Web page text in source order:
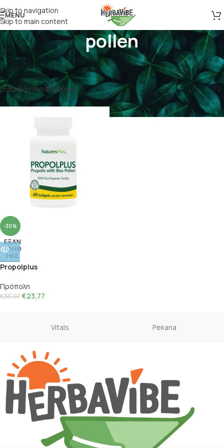
Skip to navigation
Skip to main content
MENU
pollen
Αρχική σελίδα/ Προϊόντα με ετικέτα “pollen”
Εμφάνιση του μοναδικού αποτελέσματος
Εμφάνιση Φίλτρων
-30%
ΕΞΑΝ
ΤΛΗΘ
ΗΚΕ
Propolplus
Πρόπολη
€33,97 €23,77
Vitals Pekana